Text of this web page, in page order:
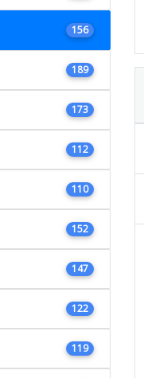
156
189
173
112
110
152
147
122
119